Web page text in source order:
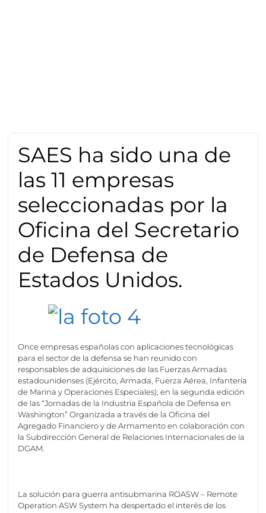
SAES ha sido una de
las 11 empresas
seleccionadas por la
Oficina del Secretario
de Defensa de
Estados Unidos.
Once empresas españolas con aplicaciones tecnológicas
para el sector de la defensa se han reunido con
responsables de adquisiciones de las Fuerzas Armadas
estadounidenses (Ejército, Armada, Fuerza Aérea, Infantería
de Marina y Operaciones Especiales), en la segunda edición
de las “Jornadas de la Industria Española de Defensa en
Washington” Organizada a través de la Oficina del
Agregado Financiero y de Armamento en colaboración con
la Subdirección General de Relaciones Internacionales de la
DGAM.
La solución para guerra antisubmarina ROASW – Remote
Operation ASW System ha despertado el interés de los